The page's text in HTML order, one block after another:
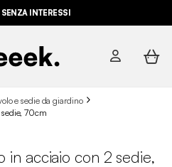
INTERESSI
e sedie da giardino
sedie, 70cm
in acciaio con 2 sedie,